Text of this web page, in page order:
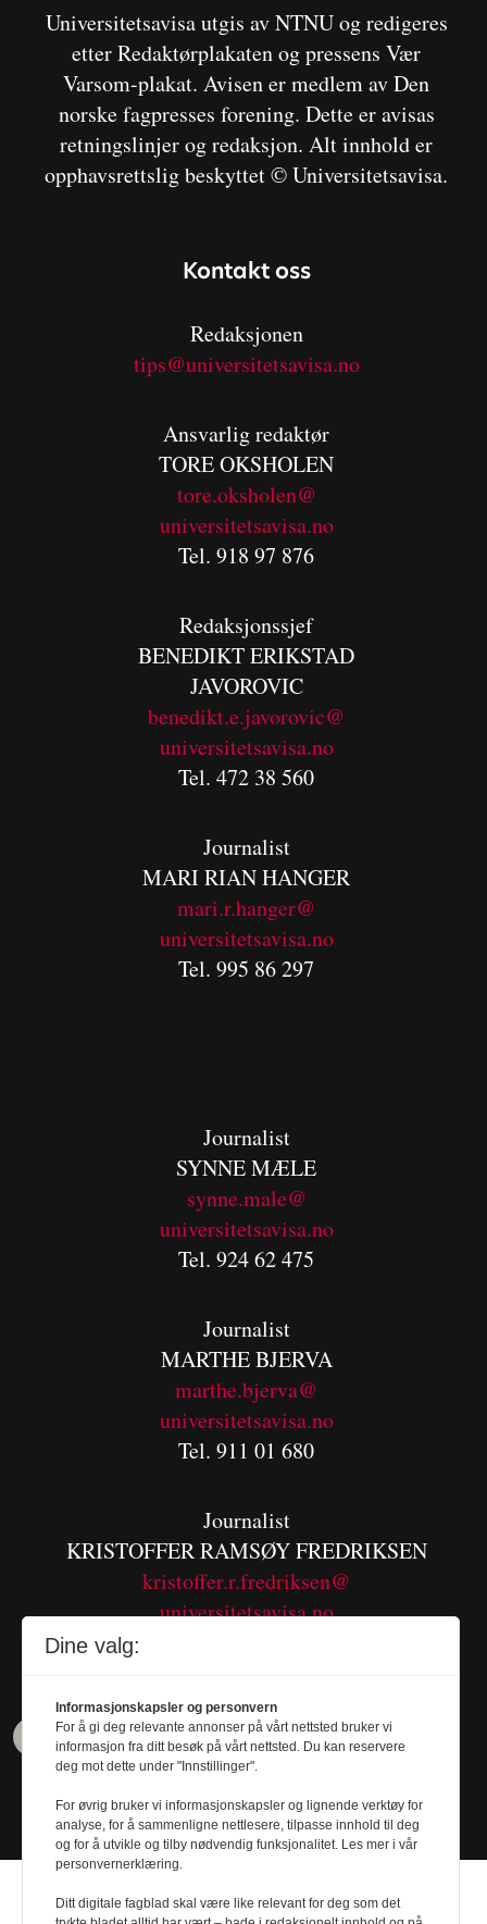
Universitetsavisa utgis av NTNU og redigeres
etter Redaktørplakaten og pressens Vær
Varsom-plakat. Avisen er medlem av Den
norske fagpresses forening. Dette er avisas
retningslinjer og redaksjon. Alt innhold er
opphavsrettslig beskyttet © Universitetsavisa.
Kontakt oss
Redaksjonen
tips@universitetsavisa.no
Ansvarlig redaktør
TORE OKSHOLEN
tore.oksholen@
universitetsavisa.no
Tel. 918 97 876
Redaksjonssjef
BENEDIKTERIKSTAD
JAVOROVIC
benedikt.e.javorovic@
universitetsavisa.no
Tel. 472 38 560
Journalist
MARI RIAN HANGER
mari.r.hanger@
universitetsavisa.no
Tel. 995 86 297
Journalist
SYNNE MÆLE
synne.male@
universitetsavisa.no
Tel. 924 62 475
Journalist
MARTHE BJERVA
marthe.bjerva@
universitetsavisa.no
Tel. 911 01 680
Journalist
KRISTOFFER RAMSØY FREDRIKSEN
kristoffer.r.fredriksen@
universitetsavisa.no
Dine valg:
Informasjonskapsler og personvern
For å gi deg relevante annonser på vårt nettsted bruker vi
informasjon fra ditt besøk på vårt nettsted. Du kan reservere
deg mot dette under "Innstillinger".
For øvrig bruker vi informasjonskapsler og lignende verktøy for
analyse, for å sammenligne nettlesere, tilpasse innhold til deg
og for å utvikle og tilby nødvendig funksjonalitet. Les mer i vår
personvernerklæring.
Ditt digitale fagblad skal være like relevant for deg som det